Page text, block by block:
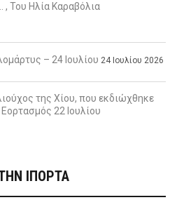
, Του Ηλία Καραβόλια
– 24 Ιουλίου 24 Ιουλίου 2026
της Χίου, που εκδιώχθηκε
22 Ιουλίου
IΠΟΡΤΑ